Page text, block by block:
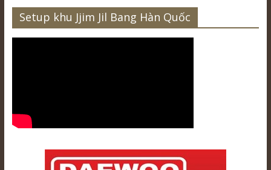
Setup khu Jjim Jil Bang Hàn Quốc